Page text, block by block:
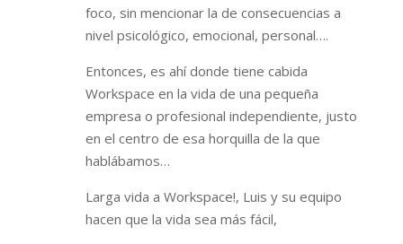
foco, sin mencionar la de consecuencias a
nivel psicológico, emocional, personal….
Entonces, es ahí donde tiene cabida
Workspace en la vida de una pequeña
empresa o profesional independiente, justo
en el centro de esa horquilla de la que
hablábamos…
Larga vida a Workspace!, Luis y su equipo
hacen que la vida sea más fácil,